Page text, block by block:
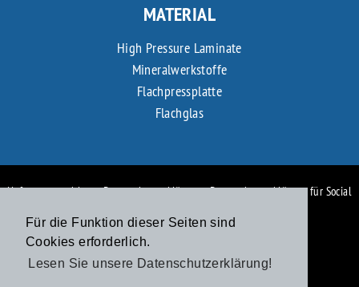
Für die Funktion dieser Seiten sind
Cookies erforderlich.
Lesen Sie unsere Datenschutzerklärung!
MATERIAL
High Pressure Laminate
Mineralwerkstoffe
Flachpressplatte
Flachglas
Haftungsausschluss-Datenschutzerklärung-Datenschutzerklärung für Social
Media Profile -Impressum